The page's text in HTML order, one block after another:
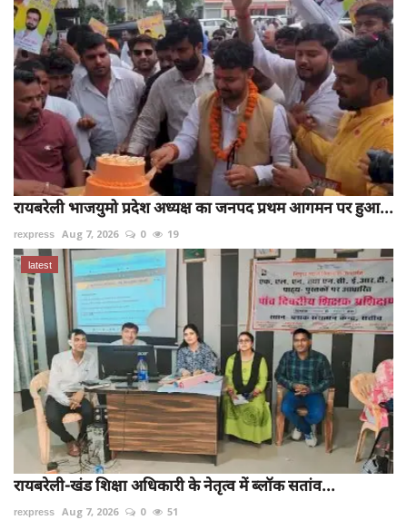
रायबरेली भाजयुमो प्रदेश अध्यक्ष का जनपद प्रथम आगमन पर हुआ...
rexpress Aug 7, 2026 0 19
latest
रायबरेली-खंड शिक्षा अधिकारी के नेतृत्व में ब्लॉक सतांव...
rexpress Aug 7, 2026 0 51